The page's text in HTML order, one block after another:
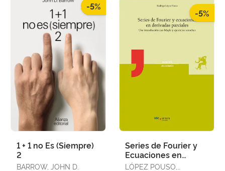
-5%
1 + 1 no Es (Siempre)
2
BARROW, JOHN D.
-5%
Series de Fourier y
Ecuaciones en
Derivadas Parciales
LÓPEZ POUSO,